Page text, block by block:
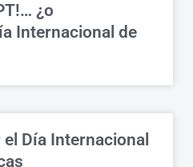
¿o
Internacional de
el Día Internacional